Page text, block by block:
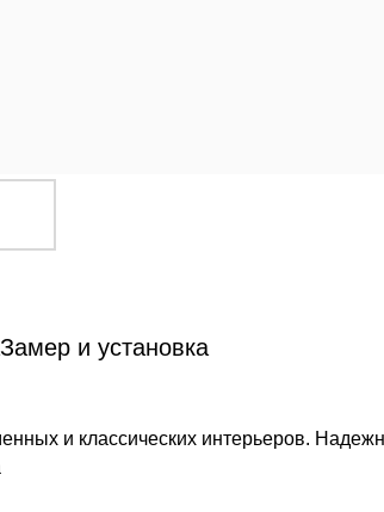
Замер и установка
и классических интерьеров.